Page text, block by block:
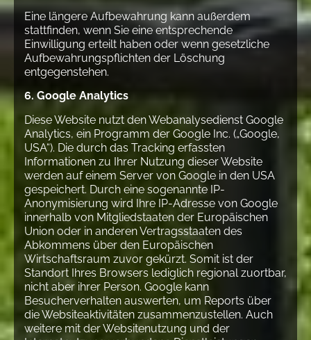
Eine längere Aufbewahrung kann außerdem
stattfinden, wenn Sie eine entsprechende
Einwilligung erteilt haben oder wenn gesetzliche
Aufbewahrungspflichten der Löschung
entgegenstehen.
6. Google Analytics
Diese Website nutzt den Webanalysedienst Google
Analytics, ein Programm der Google Inc. („Google,
USA“). Die durch das Tracking erfassten
Informationen zu Ihrer Nutzung dieser Website
werden auf einem Server von Google in den USA
gespeichert. Durch eine sogenannte IP-
Anonymisierung wird Ihre IP-Adresse von Google
innerhalb von Mitgliedstaaten der Europäischen
Union oder in anderen Vertragsstaaten des
Abkommens über den Europäischen
Wirtschaftsraum zuvor gekürzt. Somit ist der
Standort Ihres Browsers lediglich regional zuortbar,
nicht aber ihrer Person. Google kann
Besucherverhalten auswerten, um Reports über
die Websiteaktivitäten zusammenzustellen. Auch
weitere mit der Websitenutzung und der